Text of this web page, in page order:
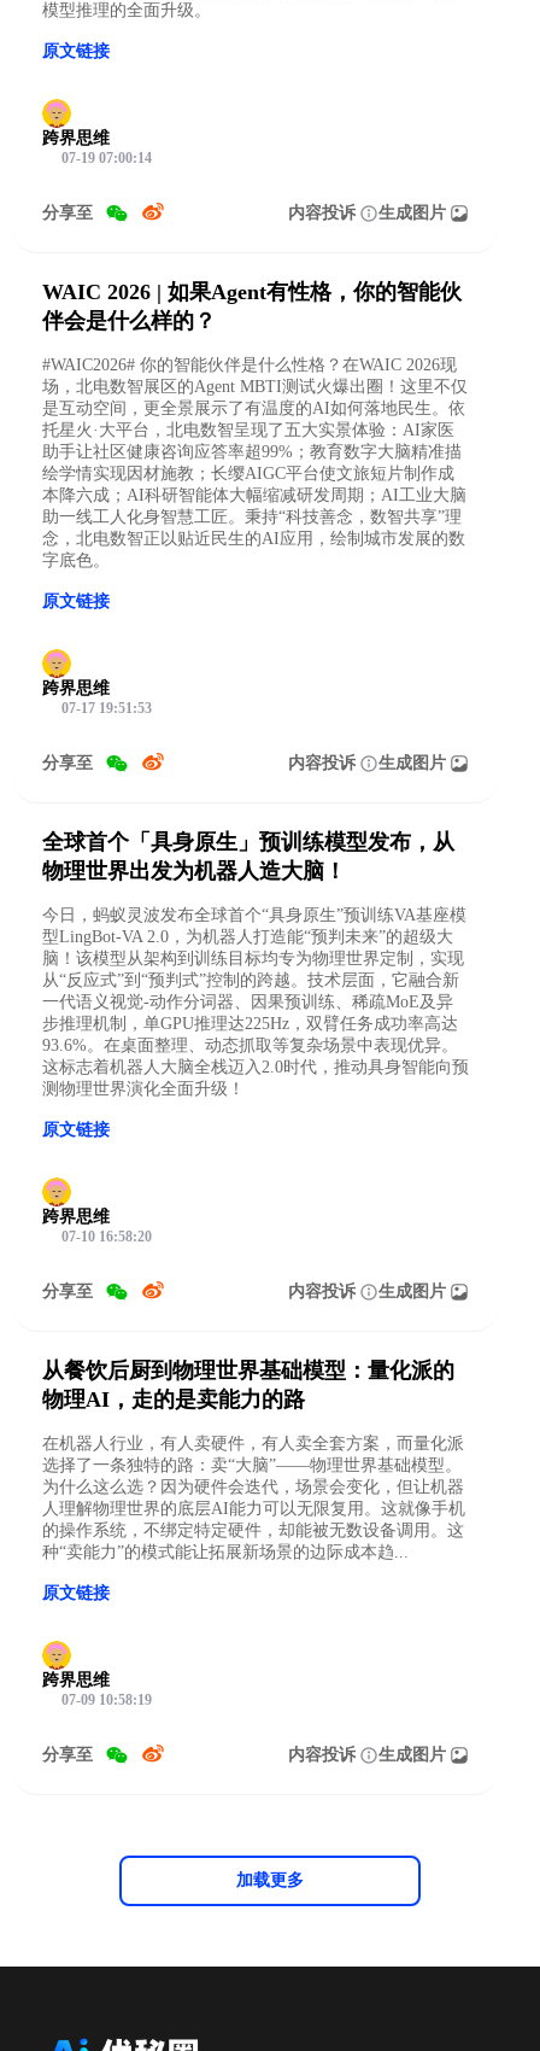
模型推理的全面升级。
原文链接
跨界思维
07-19 07:00:14
分享至 内容投诉 生成图片
WAIC 2026 | 如果Agent有性格，你的智能伙
伴会是什么样的？
#WAIC2026# 你的智能伙伴是什么性格？在WAIC 2026现
场，北电数智展区的Agent MBTI测试火爆出圈！这里不仅
是互动空间，更全景展示了有温度的AI如何落地民生。依
托星火·大平台，北电数智呈现了五大实景体验：AI家医
助手让社区健康咨询应答率超99%；教育数字大脑精准描
绘学情实现因材施教；长缨AIGC平台使文旅短片制作成
本降六成；AI科研智能体大幅缩减研发周期；AI工业大脑
助一线工人化身智慧工匠。秉持“科技善念，数智共享”理
念，北电数智正以贴近民生的AI应用，绘制城市发展的数
字底色。
原文链接
跨界思维
07-17 19:51:53
分享至 内容投诉 生成图片
全球首个「具身原生」预训练模型发布，从
物理世界出发为机器人造大脑！
今日，蚂蚁灵波发布全球首个“具身原生”预训练VA基座模
型LingBot-VA 2.0，为机器人打造能“预判未来”的超级大
脑！该模型从架构到训练目标均专为物理世界定制，实现
从“反应式”到“预判式”控制的跨越。技术层面，它融合新
一代语义视觉-动作分词器、因果预训练、稀疏MoE及异
步推理机制，单GPU推理达225Hz，双臂任务成功率高达
93.6%。在桌面整理、动态抓取等复杂场景中表现优异。
这标志着机器人大脑全栈迈入2.0时代，推动具身智能向预
测物理世界演化全面升级！
原文链接
跨界思维
07-10 16:58:20
分享至 内容投诉 生成图片
从餐饮后厨到物理世界基础模型：量化派的
物理AI，走的是卖能力的路
在机器人行业，有人卖硬件，有人卖全套方案，而量化派
选择了一条独特的路：卖“大脑”——物理世界基础模型。
为什么这么选？因为硬件会迭代，场景会变化，但让机器
人理解物理世界的底层AI能力可以无限复用。这就像手机
的操作系统，不绑定特定硬件，却能被无数设备调用。这
种“卖能力”的模式能让拓展新场景的边际成本趋...
原文链接
跨界思维
07-09 10:58:19
分享至 内容投诉 生成图片
加载更多